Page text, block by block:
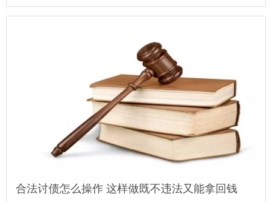
合法讨债怎么操作 这样做既不违法又能拿回钱